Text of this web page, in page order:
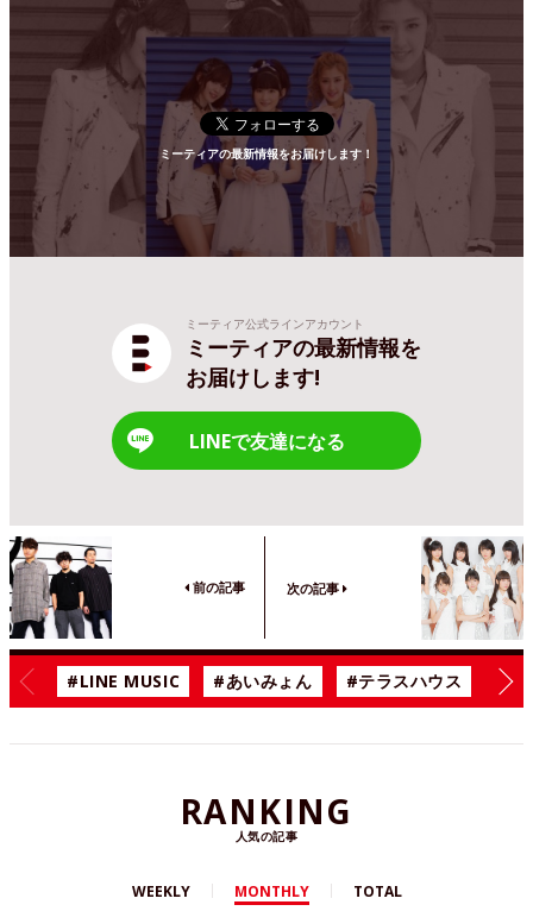
ミーティアの最新情報をお届けします！
ミーティア公式ラインアカウント
ミーティアの最新情報を
お届けします!
LINEで友達になる
前の記事 次の記事
#LINE MUSIC #あいみょん #テラスハウス #漫
RANKING
人気の記事
WEEKLY MONTHLY TOTAL